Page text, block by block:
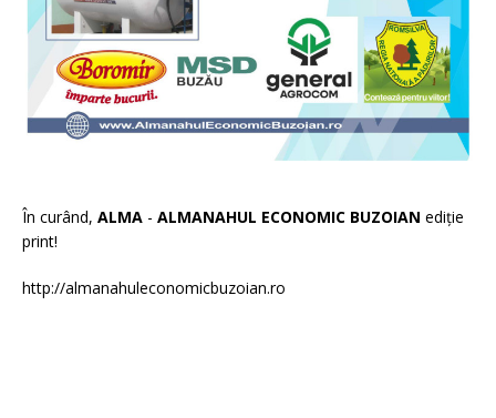
În curând, ALMA - ALMANAHUL ECONOMIC BUZOIAN ediție
print!
http://almanahuleconomicbuzoian.ro